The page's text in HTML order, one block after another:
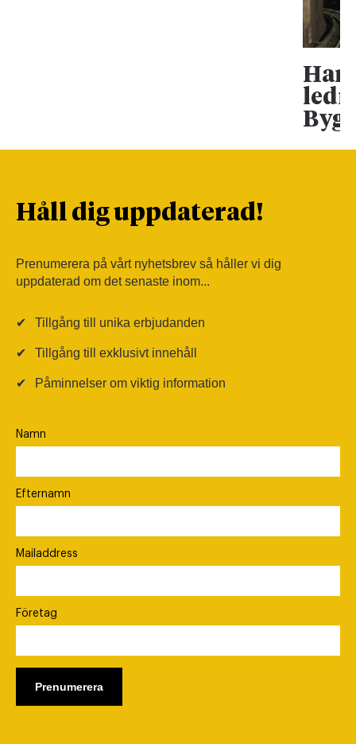
Han
Håll dig uppdaterad!
Prenumerera på vårt nyhetsbrev så håller vi dig
uppdaterad om det senaste inom...
✔ Tillgång till unika erbjudanden
✔ Tillgång till exklusivt innehåll
✔ Påminnelser om viktig information
Namn
Efternamn
Mailaddress
Företag